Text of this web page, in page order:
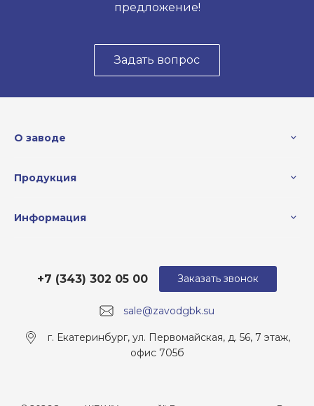
предложение!
Задать вопрос
О заводе
Продукция
Информация
sale@zavodgbk.su
+7 (343) 302 05 00
г. Екатеринбург, ул. Первомайская, д. 56, 7 этаж,
офис 705б
Заказать звонок